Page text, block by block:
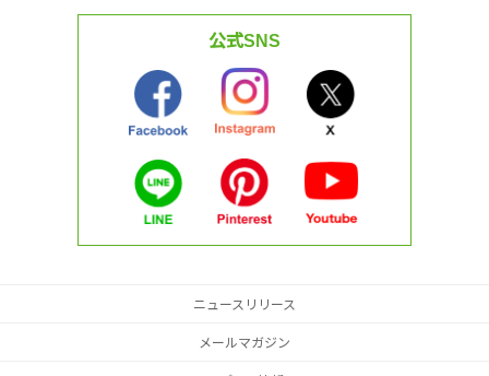
公式SNS
ニュースリリース
メールマガジン